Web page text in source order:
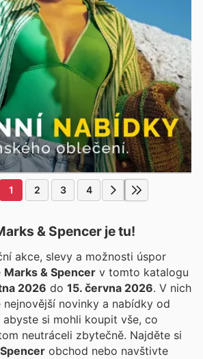
1 2 3 4
& Spencer je tu!
akce, slevy a možnosti úspor
Marks & Spencer v tomto katalogu
2026 do 15. června 2026 . V nich
nejnovější novinky a nabídky od
abyste si mohli koupit vše, co
neutráceli zbytečně. Najděte si
obchod nebo navštivte